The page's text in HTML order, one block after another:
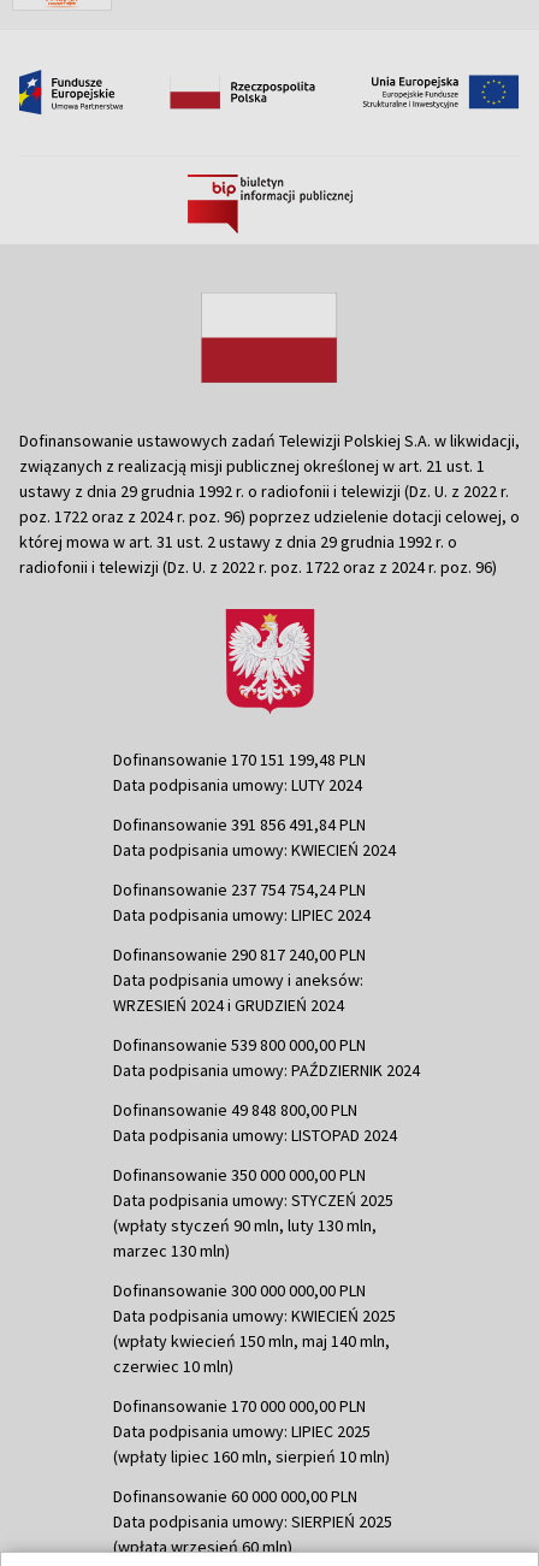
Dofinansowanie ustawowych zadań Telewizji Polskiej S.A. w likwidacji,
związanych z realizacją misji publicznej określonej w art. 21 ust. 1
ustawy z dnia 29 grudnia 1992 r. o radiofonii i telewizji (Dz. U. z 2022 r.
poz. 1722 oraz z 2024 r. poz. 96) poprzez udzielenie dotacji celowej, o
której mowa w art. 31 ust. 2 ustawy z dnia 29 grudnia 1992 r. o
radiofonii i telewizji (Dz. U. z 2022 r. poz. 1722 oraz z 2024 r. poz. 96)
Dofinansowanie 170 151 199,48 PLN
Data podpisania umowy: LUTY 2024
Dofinansowanie 391 856 491,84 PLN
Data podpisania umowy: KWIECIEŃ 2024
Dofinansowanie 237 754 754,24 PLN
Data podpisania umowy: LIPIEC 2024
Dofinansowanie 290 817 240,00 PLN
Data podpisania umowy i aneksów:
WRZESIEŃ 2024 i GRUDZIEŃ 2024
Dofinansowanie 539 800 000,00 PLN
Data podpisania umowy: PAŹDZIERNIK 2024
Dofinansowanie 49 848 800,00 PLN
Data podpisania umowy: LISTOPAD 2024
Dofinansowanie 350 000 000,00 PLN
Data podpisania umowy: STYCZEŃ 2025
(wpłaty styczeń 90 mln, luty 130 mln,
marzec 130 mln)
Dofinansowanie 300 000 000,00 PLN
Data podpisania umowy: KWIECIEŃ 2025
(wpłaty kwiecień 150 mln, maj 140 mln,
czerwiec 10 mln)
Dofinansowanie 170 000 000,00 PLN
Data podpisania umowy: LIPIEC 2025
(wpłaty lipiec 160 mln, sierpień 10 mln)
Dofinansowanie 60 000 000,00 PLN
Data podpisania umowy: SIERPIEŃ 2025
(wpłata wrzesień 60 mln)